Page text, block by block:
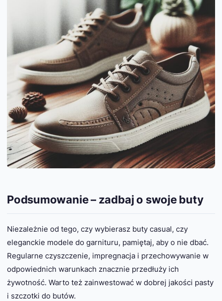
Podsumowanie – zadbaj o swoje buty
Niezależnie od tego, czy wybierasz buty casual, czy
eleganckie modele do garnituru, pamiętaj, aby o nie dbać.
Regularne czyszczenie, impregnacja i przechowywanie w
odpowiednich warunkach znacznie przedłuży ich
żywotność. Warto też zainwestować w dobrej jakości pasty
i szczotki do butów.